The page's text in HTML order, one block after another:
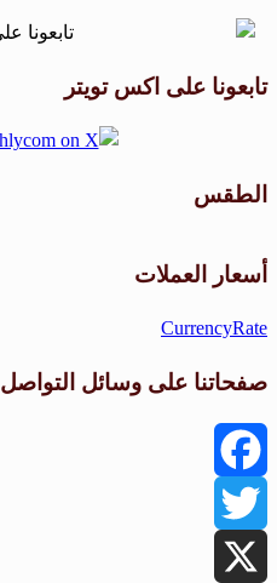
تابعونا على اكس تويتر
الطقس
أسعار العملات
CurrencyRate
صفحاتنا على وسائل التواصل
Facebook
Twitter